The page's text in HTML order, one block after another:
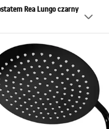
Rea Lungo czarny